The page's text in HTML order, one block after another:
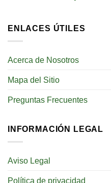
ENLACES ÚTILES
Acerca de Nosotros
Mapa del Sitio
Preguntas Frecuentes
INFORMACIÓN LEGAL
Aviso Legal
Política de privacidad